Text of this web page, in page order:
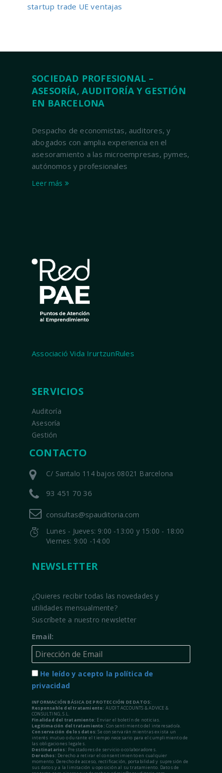
startup trade UE ventajas
SOCIEDAD PROFESIONAL –
ASESORÍA, AUDITORÍA Y GESTIÓN
EN BARCELONA
Despacho de economistas, auditores, y
abogados con amplia experiencia en el
asesoramiento a las microempresas, pymes,
autónomos y profesionales
Leer más
Associació Vida IrurtzunRules
SERVICIOS
Auditoría
Asesoría
Gestión
CONTACTO
C/ Santalo 114 bajos 08021 Barcelona
93 451 70 36
consultas@spauditoria.com
Lunes - Jueves: 9:00 -13:00 y 15:00 - 18:00
Viernes: 9:00 -14:00
NEWSLETTER
¿Quieres recibir todas las novedades y
utilidades mensualmente?
Suscríbete a nuestro newsletter
Email:
He leído y acepto la política de
privacidad
INFORMACIÓN BÁSICA DE PROTECCIÓN DE DATOS:
Responsable del tratamiento: AUDIT ACCOUNTS & ADVICE &
CONSULTING, S.L.
Finalidad del tratamiento: Enviar el boletín de noticias.
Legitimación del tratamiento: Consentimiento del interesado/a.
Conservación de los datos: Se conservarán mientras exista un
interés mutuo o durante el tiempo necesario para el cumplimiento de
las obligaciones legales.
Destinatarios: Prestadores de servicio o colaboradores.
Derechos: Derecho a retirar el consentimiento en cualquier
momento. Derecho de acceso, rectificación, portabilidad y supresión de
sus datos y a la limitación u oposición al su tratamiento. Datos de